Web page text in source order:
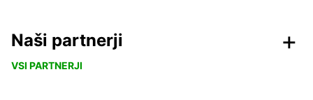
Naši partnerji
VSI PARTNERJI